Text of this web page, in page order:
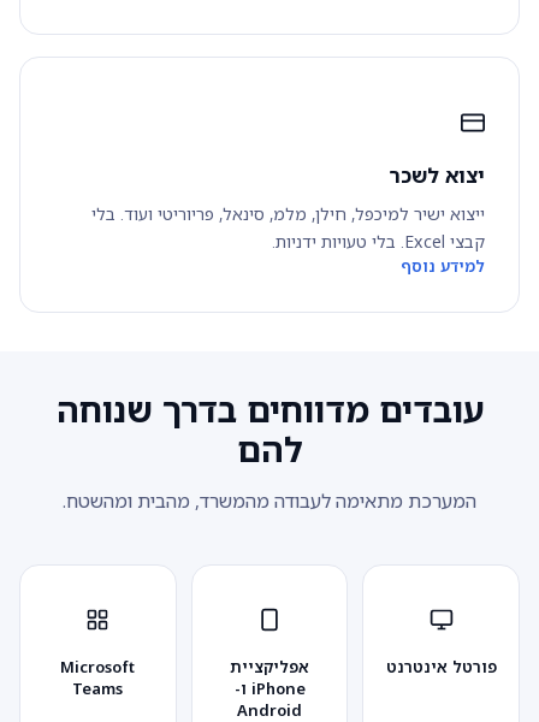
יצוא לשכר
ייצוא ישיר למיכפל, חילן, מלמ, סינאל, פריוריטי ועוד. בלי
קבצי Excel. בלי טעויות ידניות.
למידע נוסף
עובדים מדווחים בדרך שנוחה
להם
המערכת מתאימה לעבודה מהמשרד, מהבית ומהשטח.
פורטל אינטרנט
אפליקציית
iPhone ו-
Android
Microsoft
Teams